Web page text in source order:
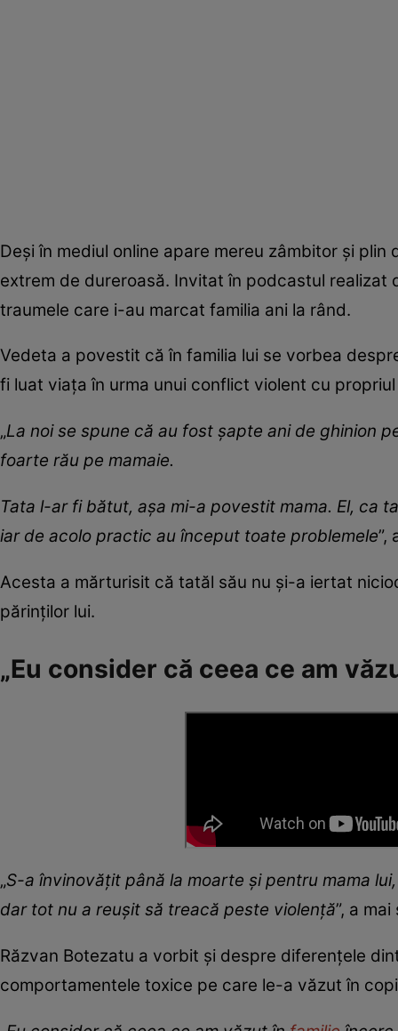
Deși în mediul online apare mereu zâmbitor și
extrem de dureroasă. Invitat în podcastul
traumele care i-au marcat familia ani la rând.
Vedeta a povestit că în familia lui se vorbea
fi luat viața în urma unui conflict violent cu
„La noi se spune că au fost șapte ani de ghinion
foarte rău pe mamaie.
Tata l-ar fi bătut, așa mi-a povestit mama. El, ca
iar de acolo practic au început toate problemele”,
Acesta a mărturisit că tatăl său nu și-a iertat
părinților lui.
„Eu consider că ceea ce am
„S-a învinovățit până la moarte și pentru mama
dar tot nu a reușit să treacă peste violență”, a
Răzvan Botezatu a vorbit și despre diferențele
comportamentele toxice pe care le-a văzut în